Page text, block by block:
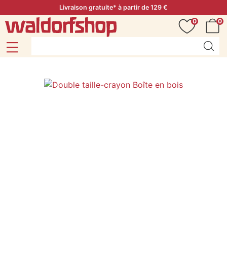
Livraison gratuite* à partir de 129 €
0
0